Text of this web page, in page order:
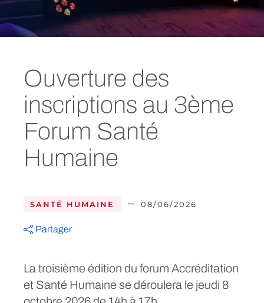
Ouverture des
inscriptions au 3ème
Forum Santé
Humaine
SANTÉ HUMAINE – 08/06/2026
Partager
La troisième édition du forum Accréditation
et Santé Humaine se déroulera le jeudi 8